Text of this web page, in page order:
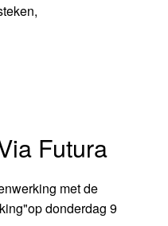
Futura
met de
donderdag 9